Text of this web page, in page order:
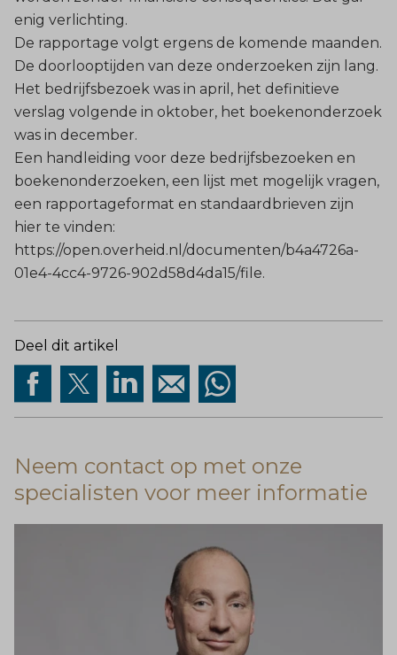
enig verlichting.
De rapportage volgt ergens de komende maanden.
De doorlooptijden van deze onderzoeken zijn lang.
Het bedrijfsbezoek was in april, het definitieve
verslag volgende in oktober, het boekenonderzoek
was in december.
Een handleiding voor deze bedrijfsbezoeken en
boekenonderzoeken, een lijst met mogelijk vragen,
een rapportageformat en standaardbrieven zijn
hier te vinden:
https://open.overheid.nl/documenten/b4a4726a-
01e4-4cc4-9726-902d58d4da15/file.
Deel dit artikel
Neem contact op met onze
specialisten voor meer informatie